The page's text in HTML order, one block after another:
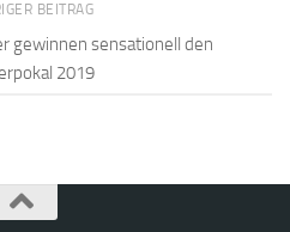
BEITRAG
gewinnen sensationell den
2019